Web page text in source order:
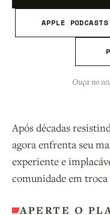
APPLE PODCASTS
Ouça no
Após décadas
agora enfrenta seu
experiente e
comunidade em troca
APERTE O